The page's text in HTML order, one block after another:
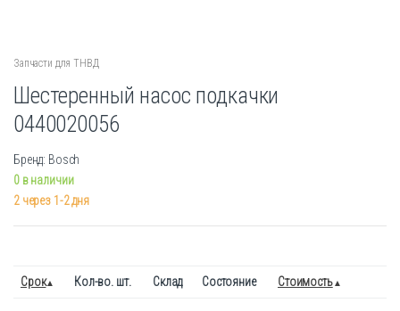
Запчасти для ТНВД
Шестеренный насос подкачки
0440020056
Бренд: Bosch
0 в наличии
2 через 1-2 дня
Срок Кол-во. шт. Склад Состояние Стоимость